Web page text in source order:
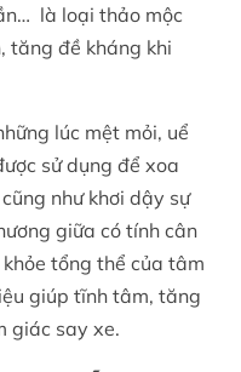
là loại thảo mộc
tăng đề kháng khi
lúc mệt mỏi, uể
sử dụng để xoa
như khơi dậy sự
giữa có tính cân
tổng thể của tâm
giúp tĩnh tâm, tăng
giác say xe.